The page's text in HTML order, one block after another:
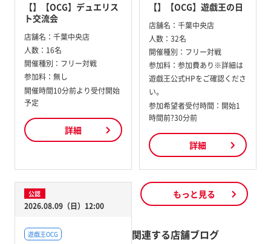
【】【OCG】デュエリス
ト交流会
店舗名： 千葉中央店
人数： 16名
開催種別： フリー対戦
参加料： 無し
開催時間10分前より受付開始
予定
詳細
【】【OCG】遊戯王の日
店舗名： 千葉中央店
人数： 32名
開催種別： フリー対戦
参加料： 参加費あり※詳細は
遊戯王公式HPをご確認くださ
い。
参加希望者受付時間：開始1
時間前?30分前
詳細
公認
2026.08.09（日）12:00
遊戯王OCG
もっと見る
関連する店舗ブログ